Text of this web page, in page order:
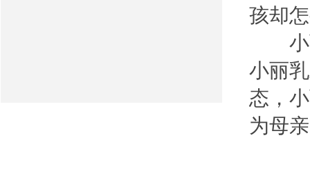
孩却
小丽
小丽
态，
为母